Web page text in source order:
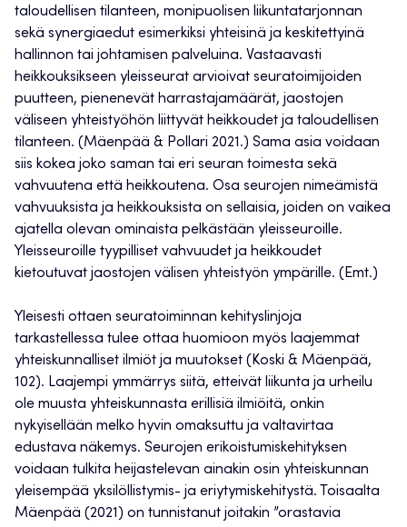
taloudellisen tilanteen, monipuolisen liikuntatarjonnan
sekä synergiaedut esimerkiksi yhteisinä ja keskitettyinä
hallinnon tai johtamisen palveluina. Vastaavasti
heikkouksikseen yleisseurat arvioivat seuratoimijoiden
puutteen, pienenevät harrastajamäärät, jaostojen
väliseen yhteistyöhön liittyvät heikkoudet ja taloudellisen
tilanteen. (Mäenpää & Pollari 2021.) Sama asia voidaan
siis kokea joko saman tai eri seuran toimesta sekä
vahvuutena että heikkoutena. Osa seurojen nimeämistä
vahvuuksista ja heikkouksista on sellaisia, joiden on vaikea
ajatella olevan ominaista pelkästään yleisseuroille.
Yleisseuroille tyypilliset vahvuudet ja heikkoudet
kietoutuvat jaostojen välisen yhteistyön ympärille. (Emt.)
Yleisesti ottaen seuratoiminnan kehityslinjoja
tarkastellessa tulee ottaa huomioon myös laajemmat
yhteiskunnalliset ilmiöt ja muutokset (Koski & Mäenpää,
102). Laajempi ymmärrys siitä, etteivät liikunta ja urheilu
ole muusta yhteiskunnasta erillisiä ilmiöitä, onkin
nykyisellään melko hyvin omaksuttu ja valtavirtaa
edustava näkemys. Seurojen erikoistumiskehityksen
voidaan tulkita heijastelevan ainakin osin yhteiskunnan
yleisempää yksilöllistymis- ja eriytymiskehitystä. Toisaalta
Mäenpää (2021) on tunnistanut joitakin ”orastavia